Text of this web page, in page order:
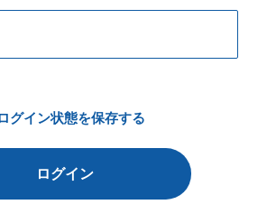
グイン状態を保存する